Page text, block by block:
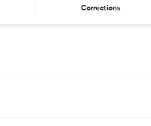
Corrections